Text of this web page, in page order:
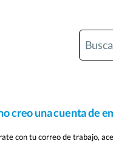
creo una cuenta de
con tu correo de trabajo,